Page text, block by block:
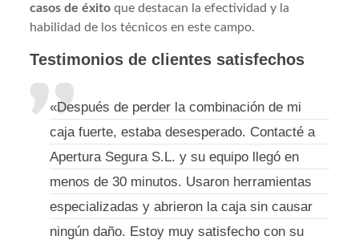
casos de éxito que destacan la efectividad y la
habilidad de los técnicos en este campo.
Testimonios de clientes satisfechos
«Después de perder la combinación de mi
caja fuerte, estaba desesperado. Contacté a
Apertura Segura S.L. y su equipo llegó en
menos de 30 minutos. Usaron herramientas
especializadas y abrieron la caja sin causar
ningún daño. Estoy muy satisfecho con su